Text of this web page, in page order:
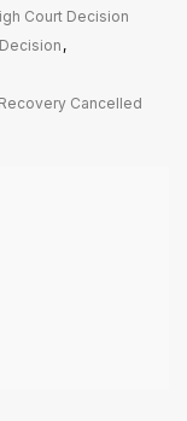
Court Decision
,
Cancelled